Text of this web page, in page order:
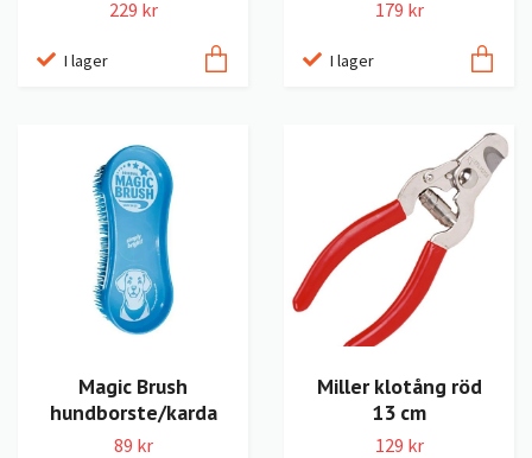
229 kr
I lager
179 kr
I lager
Magic Brush
hundborste/karda
89 kr
Miller klotång röd
13 cm
129 kr